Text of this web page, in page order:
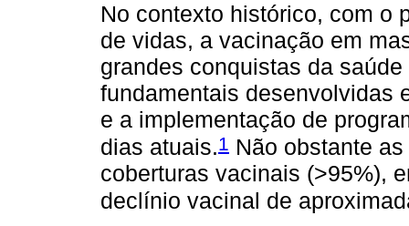
No contexto histórico, com o
de vidas, a vacinação em
grandes conquistas da
fundamentais desenvolvidas
e a implementação de
dias atuais.1 Não obstante
coberturas vacinais (>95%),
declínio vacinal de